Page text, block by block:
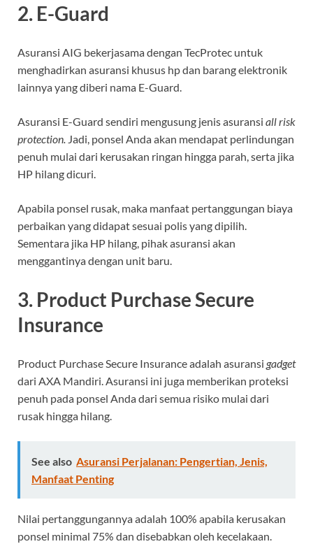
2. E-Guard
Asuransi AIG bekerjasama dengan TecProtec untuk
menghadirkan asuransi khusus hp dan barang elektronik
lainnya yang diberi nama E-Guard.
Asuransi E-Guard sendiri mengusung jenis asuransi all risk
protection. Jadi, ponsel Anda akan mendapat perlindungan
penuh mulai dari kerusakan ringan hingga parah, serta jika
HP hilang dicuri.
Apabila ponsel rusak, maka manfaat pertanggungan biaya
perbaikan yang didapat sesuai polis yang dipilih.
Sementara jika HP hilang, pihak asuransi akan
menggantinya dengan unit baru.
3. Product Purchase Secure
Insurance
Product Purchase Secure Insurance adalah asuransi gadget
dari AXA Mandiri. Asuransi ini juga memberikan proteksi
penuh pada ponsel Anda dari semua risiko mulai dari
rusak hingga hilang.
See also Asuransi Perjalanan: Pengertian, Jenis,
Manfaat Penting
Nilai pertanggungannya adalah 100% apabila kerusakan
ponsel minimal 75% dan disebabkan oleh kecelakaan.